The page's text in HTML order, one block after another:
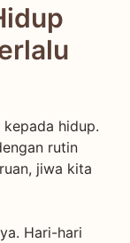
hidup.
rutin
jiwa kita
Hari-hari